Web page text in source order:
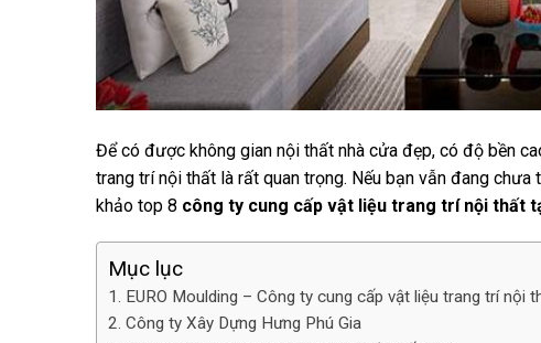
Để có được không gian nội thất nhà cửa đẹp, có độ bền
trang trí nội thất là rất quan trọng. Nếu bạn vẫn đang
khảo top 8 công ty cung cấp vật liệu trang trí nội thất
Mục lục
EURO Moulding – Công ty cung cấp vật liệu trang trí nội
Công ty Xây Dựng Hưng Phú Gia